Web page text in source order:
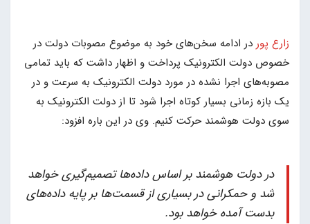
زارع پور در ادامه سخن‌های خود به موضوع مصوبات دولت در
خصوص دولت الکترونیک پرداخت و اظهار داشت که باید تمامی
مصوبه‌های اجرا نشده در مورد دولت الکترونیک به سرعت و در
یک بازه زمانی بسیار کوتاه اجرا شود تا از دولت الکترونیک به
سوی دولت هوشمند حرکت کنیم. وی در این باره افزود:
در دولت هوشمند بر اساس داده‌ها تصمیم‌گیری خواهد
شد و حمکرانی در بسیاری از قسمت‌ها بر پایه داده‌های
بدست آمده خواهد بود.